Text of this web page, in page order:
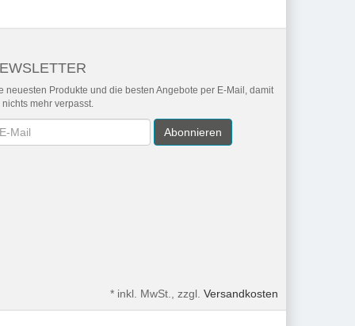
neuesten Produkte und die besten Angebote per E-Mail, damit
nichts mehr verpasst.
Abonnieren
* inkl. MwSt., zzgl. Versandkosten